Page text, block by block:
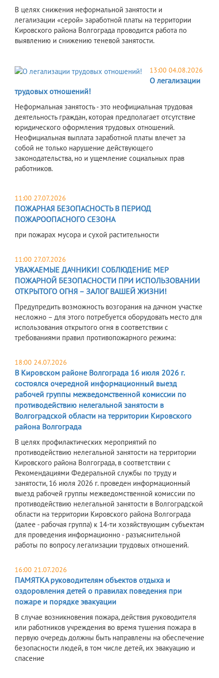
В целях снижения неформальной занятости и
легализации «серой» заработной платы на территории
Кировского района Волгограда проводится работа по
выявлению и снижению теневой занятости.
13:00 04.08.2026
О легализации
трудовых отношений!
Неформальная занятость - это неофициальная трудовая
деятельность граждан, которая предполагает отсутствие
юридического оформления трудовых отношений.
Неофициальная выплата заработной платы влечет за
собой не только нарушение действующего
законодательства, но и ущемление социальных прав
работников.
11:00 27.07.2026
ПОЖАРНАЯ БЕЗОПАСНОСТЬ В ПЕРИОД
ПОЖАРООПАСНОГО СЕЗОНА
при пожарах мусора и сухой растительности
11:00 27.07.2026
УВАЖАЕМЫЕ ДАЧНИКИ! СОБЛЮДЕНИЕ МЕР
ПОЖАРНОЙ БЕЗОПАСНОСТИ ПРИ ИСПОЛЬЗОВАНИИ
ОТКРЫТОГО ОГНЯ – ЗАЛОГ ВАШЕЙ ЖИЗНИ!
Предупредить возможность возгорания на дачном участке
несложно – для этого потребуется оборудовать место для
использования открытого огня в соответствии с
требованиями правил противопожарного режима:
18:00 24.07.2026
В Кировском районе Волгограда 16 июля 2026 г.
состоялся очередной информационный выезд
рабочей группы межведомственной комиссии по
противодействию нелегальной занятости в
Волгоградской области на территории Кировского
района Волгограда
В целях профилактических мероприятий по
противодействию нелегальной занятости на территории
Кировского района Волгограда, в соответствии с
Рекомендациями Федеральной службы по труду и
занятости, 16 июля 2026 г. проведен информационный
выезд рабочей группы межведомственной комиссии по
противодействию нелегальной занятости в Волгоградской
области на территории Кировского района Волгограда
(далее - рабочая группа) к 14-ти хозяйствующим субъектам
для проведения информационно - разъяснительной
работы по вопросу легализации трудовых отношений.
16:00 21.07.2026
ПАМЯТКА руководителям объектов отдыха и
оздоровления детей о правилах поведения при
пожаре и порядке эвакуации
В случае возникновения пожара, действия руководителя
или работников учреждения во время тушения пожара в
первую очередь должны быть направлены на обеспечение
безопасности людей, в том числе детей, их эвакуацию и
спасение